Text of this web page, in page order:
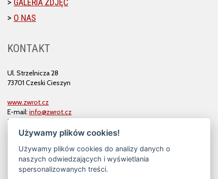
O NAS
KONTAKT
Ul. Strzelnicza 28
73701 Czeski Cieszyn
www.zwrot.cz
E-mail: info@zwrot.cz
Tel. i faks: 558 711 582
Używamy plików cookies!
Używamy plików cookies do analizy danych o
naszych odwiedzających i wyświetlania
spersonalizowanych treści.